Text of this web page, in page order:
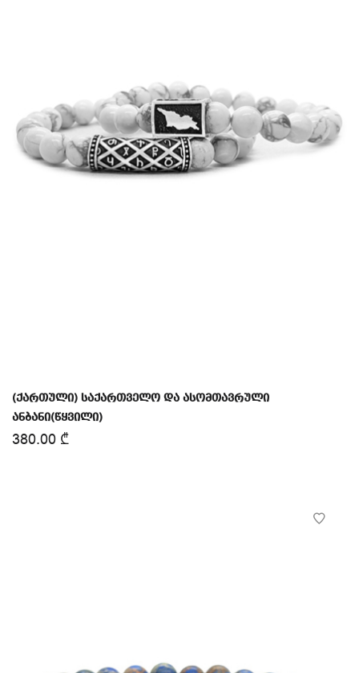
(ქართული) საქართველო და ასომთავრული
ანბანი(წყვილი)
380.00 ₾